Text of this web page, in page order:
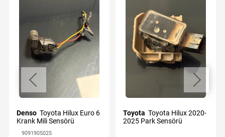
Denso Toyota Hilux Euro 6
Krank Mili Sensörü
9091905025
Toyota
2025 Park Sensörü